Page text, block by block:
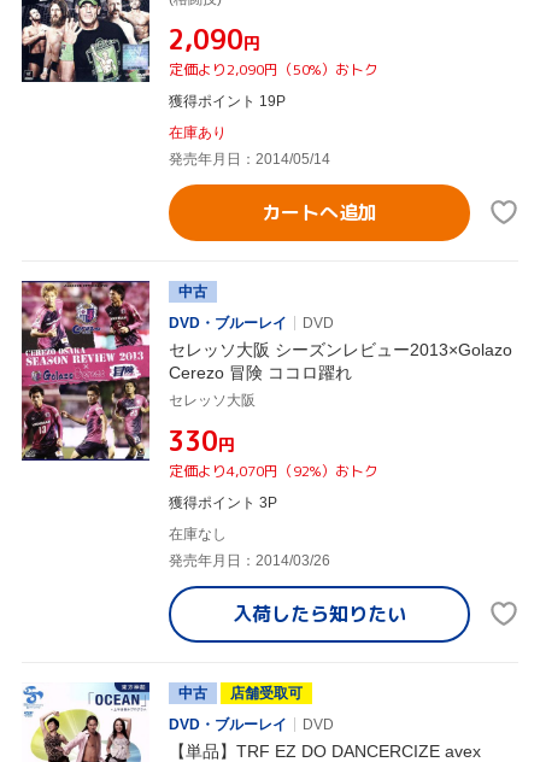
¥2,090円
定価より2,090円（50%）おトク
獲得ポイント 19P
在庫あり
発売年月日：2014/05/14
カートへ追加
中古
DVD・ブルーレイ
DVD
セレッソ大阪 シーズンレビュー2013×Golazo
Cerezo 冒険 ココロ躍れ
セレッソ大阪
¥330円
定価より4,070円（92%）おトク
獲得ポイント 3P
在庫なし
発売年月日：2014/03/26
入荷したら知りたい
中古
店舗受取可
DVD・ブルーレイ
DVD
【単品】TRF EZ DO DANCERCIZE avex